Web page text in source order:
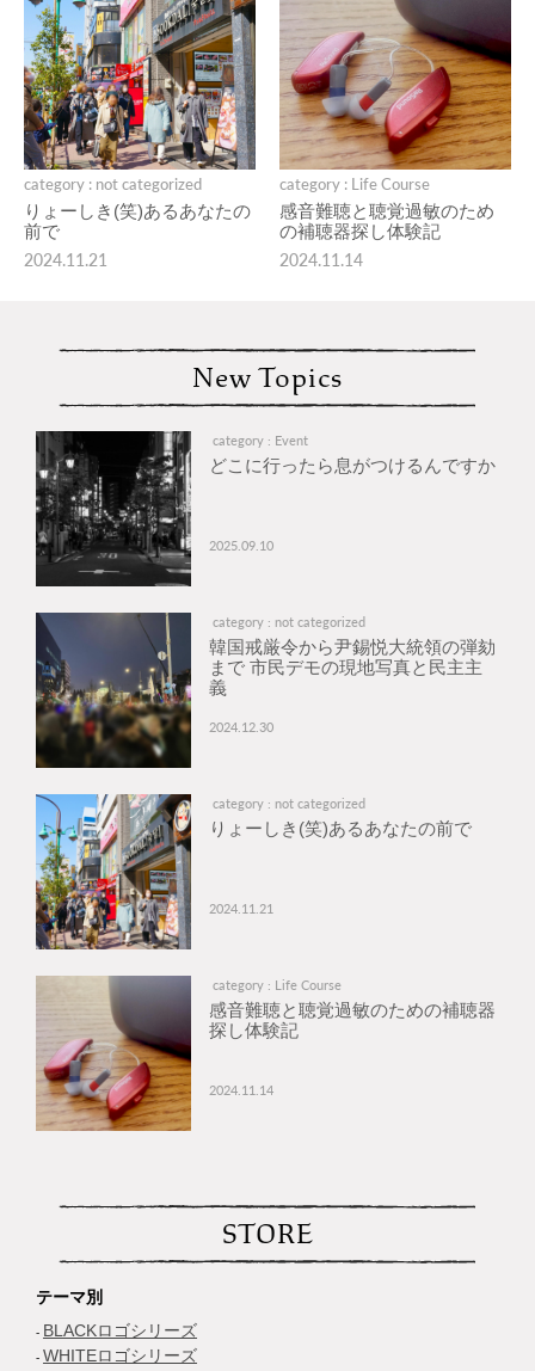
category : not categorized
りょーしき(笑)あるあなたの
前で
2024.11.21
category : Life Course
感音難聴と聴覚過敏のため
の補聴器探し体験記
2024.11.14
New Topics
category : Event
どこに行ったら息がつけるんですか
2025.09.10
category : not categorized
韓国戒厳令から尹錫悦大統領の弾劾
まで 市民デモの現地写真と民主主
義
2024.12.30
category : not categorized
りょーしき(笑)あるあなたの前で
2024.11.21
category : Life Course
感音難聴と聴覚過敏のための補聴器
探し体験記
2024.11.14
STORE
テーマ別
BLACKロゴシリーズ
WHITEロゴシリーズ